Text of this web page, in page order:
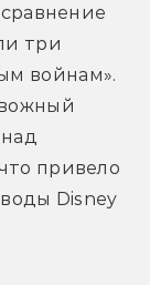
три
войнам».
привело
Disney